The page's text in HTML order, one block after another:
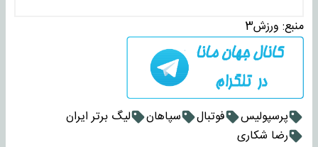
منبع: ورزش3
پرسپولیس فوتبال سپاهان
لیگ برتر ایران
رضا شکاری